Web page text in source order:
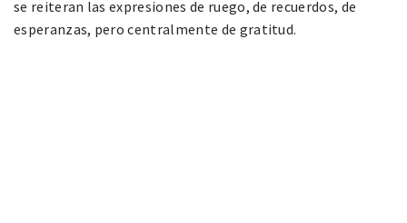
se reiteran las expresiones de ruego, de recuerdos, de
esperanzas, pero centralmente de gratitud.